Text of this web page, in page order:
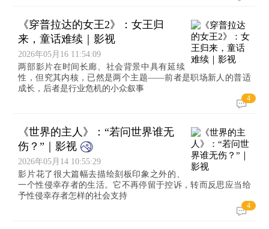
《穿普拉达的女王2》：女王归
来，童话难续｜影视
2026年05月16 11:54:09
两部影片在时间长廊、社会背景中具有延续
性，但究其内核，已然是两个主题——前者是职场新人的普适
成长，后者是行业危机的小众叙事
4
《世界的主人》：“若问世界谁无
伤？”｜影视
2026年05月14 10:55:29
影片花了很大篇幅去描绘刻板印象之外的、
一个性侵幸存者的生活。它不再停留于控诉，转而反思应当给
予性侵幸存者怎样的社会支持
4